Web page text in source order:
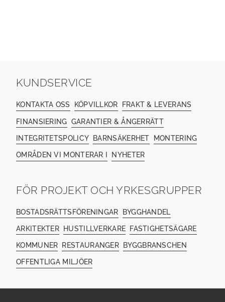
KUNDSERVICE
KONTAKTA OSS KÖPVILLKOR FRAKT & LEVERANS
FINANSIERING GARANTIER & ÅNGERRÄTT
INTEGRITETSPOLICY BARNSÄKERHET MONTERING
OMRÅDEN VI MONTERAR I NYHETER
FÖR PROJEKT OCH YRKESGRUPPER
BOSTADSRÄTTSFÖRENINGAR BYGGHANDEL
ARKITEKTER HUSTILLVERKARE FASTIGHETSÄGARE
KOMMUNER RESTAURANGER BYGGBRANSCHEN
OFFENTLIGA MILJÖER